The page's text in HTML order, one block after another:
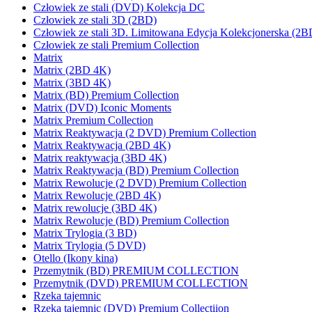
Człowiek ze stali (DVD) Kolekcja DC
Człowiek ze stali 3D (2BD)
Człowiek ze stali 3D. Limitowana Edycja Kolekcjonerska
Człowiek ze stali Premium Collection
Matrix
Matrix (2BD 4K)
Matrix (3BD 4K)
Matrix (BD) Premium Collection
Matrix (DVD) Iconic Moments
Matrix Premium Collection
Matrix Reaktywacja (2 DVD) Premium Collection
Matrix Reaktywacja (2BD 4K)
Matrix reaktywacja (3BD 4K)
Matrix Reaktywacja (BD) Premium Collection
Matrix Rewolucje (2 DVD) Premium Collection
Matrix Rewolucje (2BD 4K)
Matrix rewolucje (3BD 4K)
Matrix Rewolucje (BD) Premium Collection
Matrix Trylogia (3 BD)
Matrix Trylogia (5 DVD)
Otello (Ikony kina)
Przemytnik (BD) PREMIUM COLLECTION
Przemytnik (DVD) PREMIUM COLLECTION
Rzeka tajemnic
Rzeka tajemnic (DVD) Premium Collectiion